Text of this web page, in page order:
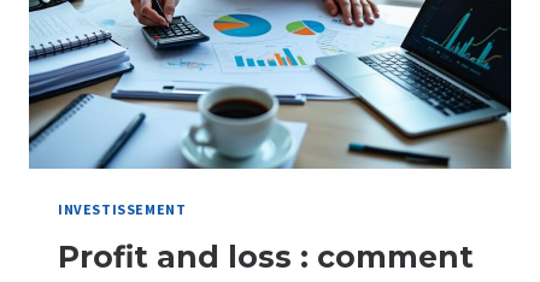
D’ACTIONS
INVESTISSEMENT
Profit and loss : comment